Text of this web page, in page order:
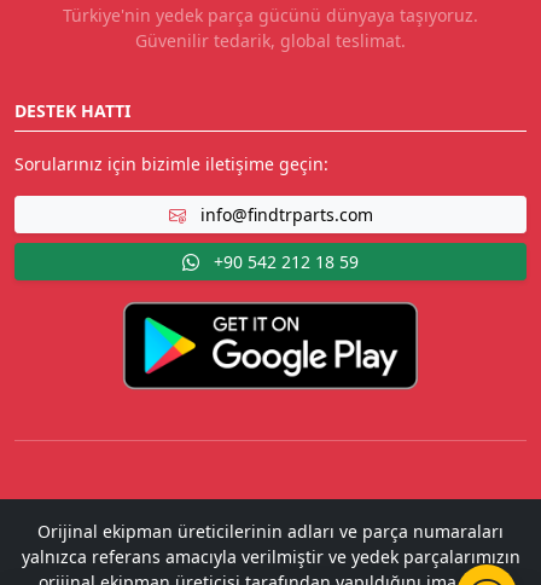
Türkiye'nin yedek parça gücünü dünyaya taşıyoruz.
Güvenilir tedarik, global teslimat.
DESTEK HATTI
Sorularınız için bizimle iletişime geçin:
info@findtrparts.com
+90 542 212 18 59
Orijinal ekipman üreticilerinin adları ve parça numaraları
yalnızca referans amacıyla verilmiştir ve yedek parçalarımızın